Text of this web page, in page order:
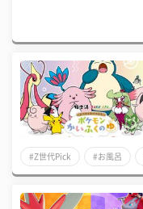
#Z世代Pick #お風呂